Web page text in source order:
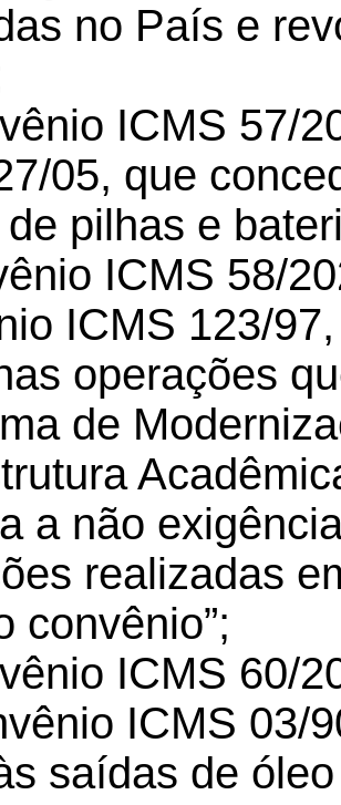
no País e
ICMS 57/
05, que
pilhas e
ICMS 58/
ICMS 123/
operações
de
a não
realizadas
convênio”;
ICMS 60/
ICMS 03/
saídas de